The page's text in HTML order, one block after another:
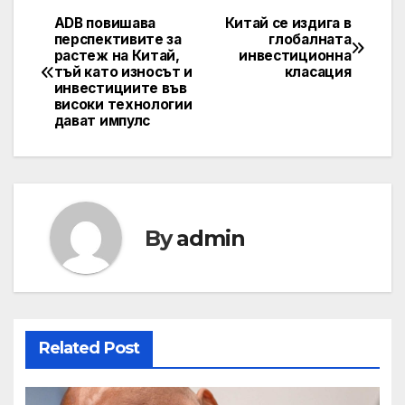
Навигация
Китай се издига в
глобалната
инвестиционна
класация
ADB повишава
перспективите за
растеж на Китай,
тъй като износът и
инвестициите във
високи технологии
дават импулс
Byadmin
Related Post